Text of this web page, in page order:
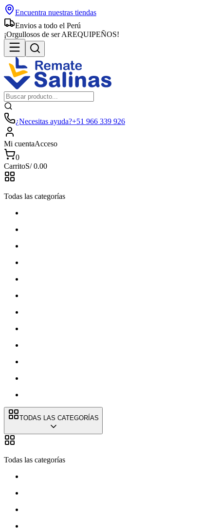
Encuentra nuestras tiendas
Envios a todo el Perú
¡Orgullosos de ser AREQUIPEÑOS!
¿Necesitas ayuda?+51 966 339 926
Mi cuentaAcceso
0
CarritoS/0.00
Todas las categorías
TODAS LAS CATEGORÍAS
Todas las categorías